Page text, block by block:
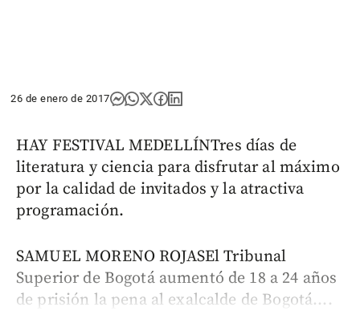
26 de enero de 2017
HAY FESTIVAL MEDELLÍNTres días de
literatura y ciencia para disfrutar al máximo
por la calidad de invitados y la atractiva
programación.
SAMUEL MORENO ROJASEl Tribunal
Superior de Bogotá aumentó de 18 a 24 años
de prisión la pena al exalcalde de Bogotá....